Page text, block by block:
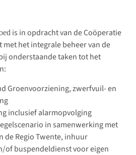
is in opdracht van de Coöperatie
met het integrale beheer van de
onderstaande taken tot het
Groenvoorziening, zwerfvuil- en
inclusief alarmopvolging
in samenwerking met
de Regio Twente, inhuur
of buspendeldienst voor eigen